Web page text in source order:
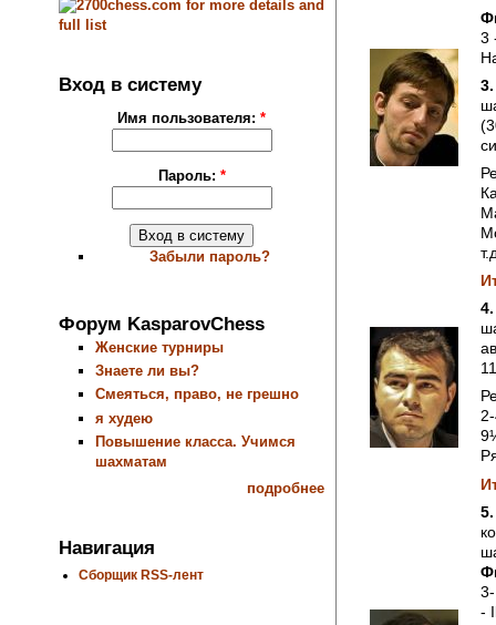
Вход в систему
Имя пользователя:*
Пароль: *
Забыли пароль?
Форум KasparovChess
Женские турниры
Знаете ли вы?
Смеяться, право, не грешно
я худею
Повышение класса. Учимся
шахматам
подробнее
Навигация
Сборщик RSS-лент
3
3.
4.
5.
-